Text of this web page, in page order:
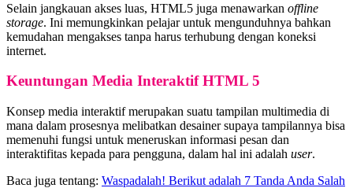
Selain jangkauan akses luas, HTML5 juga menawarkan offline
storage. Ini memungkinkan pelajar untuk mengunduhnya bahkan
kemudahan mengakses tanpa harus terhubung dengan koneksi
internet.
Keuntungan Media Interaktif HTML 5
Konsep media interaktif merupakan suatu tampilan multimedia di
mana dalam prosesnya melibatkan desainer supaya tampilannya bisa
memenuhi fungsi untuk meneruskan informasi pesan dan
interaktifitas kepada para pengguna, dalam hal ini adalah user.
Baca juga tentang: Waspadalah! Berikut adalah 7 Tanda Anda Salah